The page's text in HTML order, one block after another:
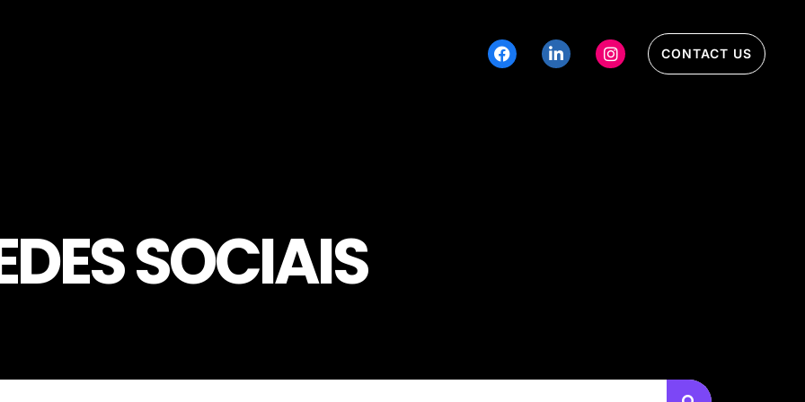
CONTACT US
SOCIAIS